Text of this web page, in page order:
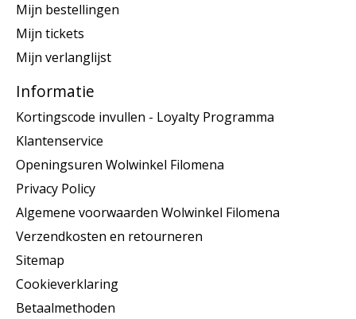
Mijn bestellingen
Mijn tickets
Mijn verlanglijst
Informatie
Kortingscode invullen - Loyalty Programma
Klantenservice
Openingsuren Wolwinkel Filomena
Privacy Policy
Algemene voorwaarden Wolwinkel Filomena
Verzendkosten en retourneren
Sitemap
Cookieverklaring
Betaalmethoden